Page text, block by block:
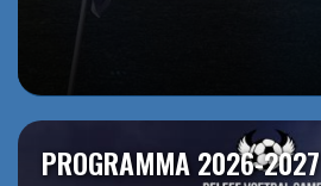
PROGRAMMA 2026-2027